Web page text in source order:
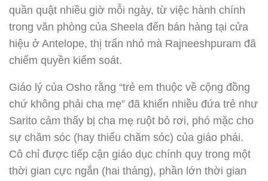
quần quật nhiều giờ mỗi ngày, từ việc hành chính
trong văn phòng của Sheela đến bán hàng tại cửa
hiệu ở Antelope, thị trấn nhỏ mà Rajneeshpuram đã
chiếm quyền kiểm soát.
Giáo lý của Osho rằng “trẻ em thuộc về cộng đồng
chứ không phải cha mẹ” đã khiến nhiều đứa trẻ như
Sarito cảm thấy bị cha mẹ ruột bỏ rơi, phó mặc cho
sự chăm sóc (hay thiếu chăm sóc) của giáo phái.
Cô chỉ được tiếp cận giáo dục chính quy trong một
thời gian cực ngắn (hai tháng), phần lớn thời gian